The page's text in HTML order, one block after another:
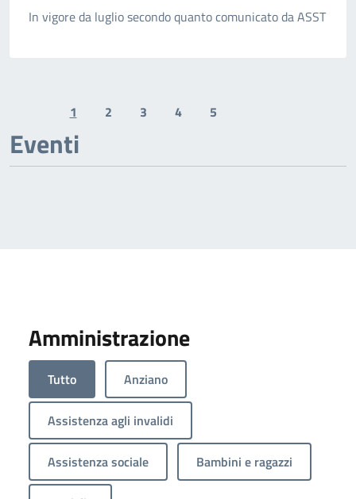
In vigore da luglio secondo quanto comunicato da ASST
Previous page
1 2 3 4 5
Eventi
Amministrazione
Tutto Anziano
Assistenza agli invalidi
Assistenza sociale Bambini e ragazzi